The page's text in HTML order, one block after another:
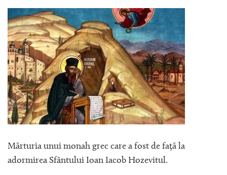
Mărturia unui monah grec care a fost de față la
adormirea Sfântului Ioan Iacob Hozevitul.